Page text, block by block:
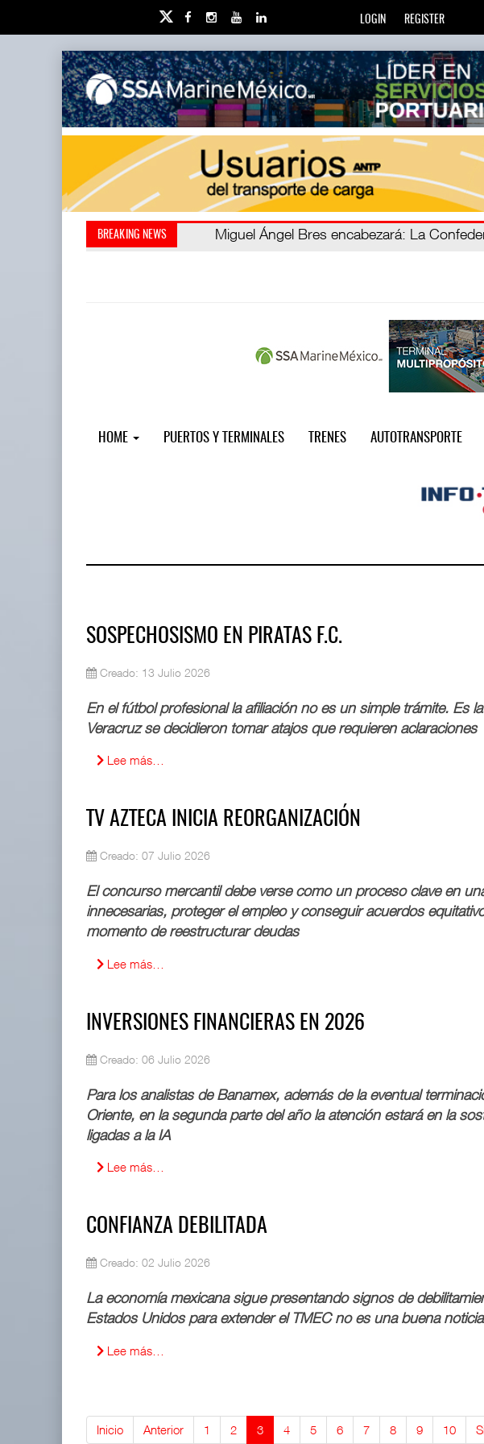
LOGIN REGISTER
BREAKING NEWS Miguel Ángel Bres encabezará
Retos de la educación privada: Más de 20
HOME PUERTOS Y TERMINALES TRENES AUTOTRANSPORTE
SOSPECHOSISMO EN PIRATAS F.C.
Creado: 13 Julio 2026
En el fútbol profesional la afiliación no es un simple trámite. Es
Veracruz se decidieron tomar atajos que requieren aclaraciones
Lee más…
TV AZTECA INICIA REORGANIZACIÓN
Creado: 07 Julio 2026
El concurso mercantil debe verse como un proceso clave en
innecesarias, proteger el empleo y conseguir acuerdos
momento de reestructurar deudas
Lee más…
INVERSIONES FINANCIERAS EN 2026
Creado: 06 Julio 2026
Para los analistas de Banamex, además de la eventual
Oriente, en la segunda parte del año la atención estará en la
ligadas a la IA
Lee más…
CONFIANZA DEBILITADA
Creado: 02 Julio 2026
La economía mexicana sigue presentando signos de
Estados Unidos para extender el TMEC no es una buena noticia
Lee más…
Inicio Anterior 1 2 3 4 5 6 7 8 9 10
07 AGO 2026
La ATTRAPI licita red de telecomuni ...
06 AGO 2026
Miguel Ángel Bres encabezará seguridad en CONCA
05 AGO 2026
APM Terminals incrementa equipamiento para movi
05 AGO 2026
APM Terminals